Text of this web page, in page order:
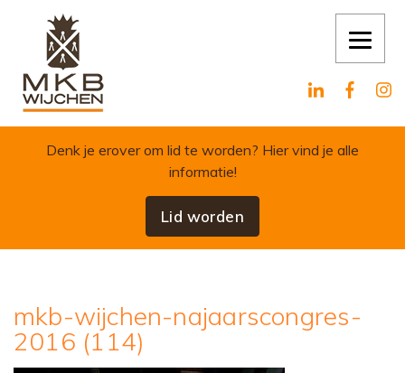
Skip to content
Denk je erover om lid te worden? Hier vind je alle
informatie!
Lid worden
mkb-wijchen-najaarscongres-
2016 (114)